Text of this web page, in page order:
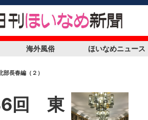
海外風俗 ほいなめニュース
長春編（２）
回 東